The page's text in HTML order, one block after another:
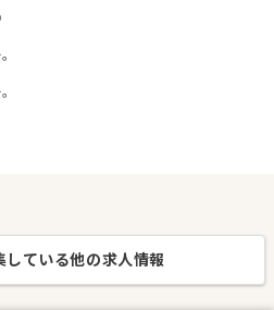
している他の求人情報